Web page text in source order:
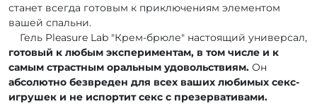
станет всегда готовым к приключениям элементом
вашей спальни.
Гель Pleasure Lab "Крем-брюле" настоящий универсал,
готовый к любым экспериментам, в том числе и к
самым страстным оральным удовольствиям. Он
абсолютно безвреден для всех ваших любимых секс-
игрушек и не испортит секс с презервативами.